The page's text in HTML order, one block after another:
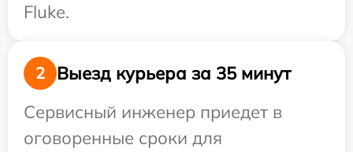
Fluke.
2
Выезд курьера за 35 минут
Сервисный инженер приедет в
оговоренные сроки для